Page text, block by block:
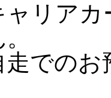
ャリア
走での